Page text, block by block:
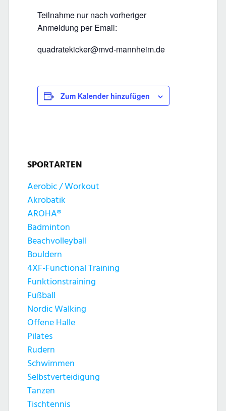
Teilnahme nur nach vorheriger
Anmeldung per Email:
quadratekicker@mvd-mannheim.de
Zum Kalender hinzufügen
SPORTARTEN
Aerobic / Workout
Akrobatik
AROHA®
Badminton
Beachvolleyball
Bouldern
4XF-Functional Training
Funktionstraining
Fußball
Nordic Walking
Offene Halle
Pilates
Rudern
Schwimmen
Selbstverteidigung
Tanzen
Tischtennis